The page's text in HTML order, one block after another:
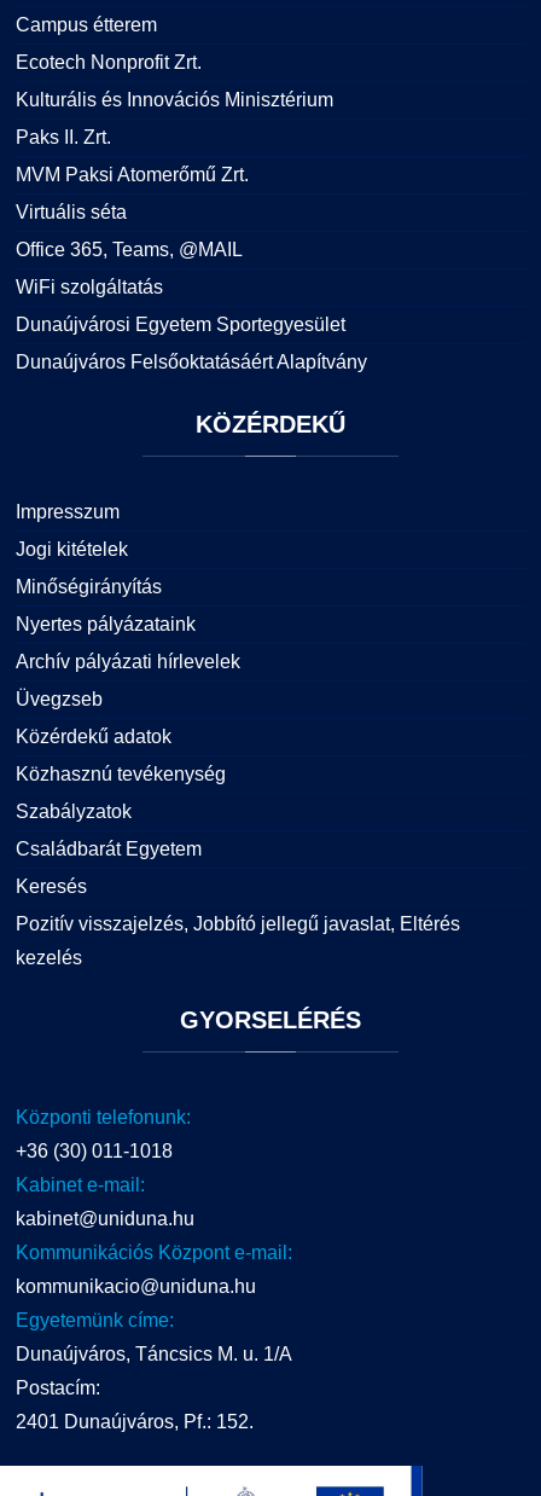
Campus étterem
Ecotech Nonprofit Zrt.
Kulturális és Innovációs Minisztérium
Paks II. Zrt.
MVM Paksi Atomerőmű Zrt.
Virtuális séta
Office 365, Teams, @MAIL
WiFi szolgáltatás
Dunaújvárosi Egyetem Sportegyesület
Dunaújváros Felsőoktatásáért Alapítvány
KÖZÉRDEKŰ
Impresszum
Jogi kitételek
Minőségirányítás
Nyertes pályázataink
Archív pályázati hírlevelek
Üvegzseb
Közérdekű adatok
Közhasznú tevékenység
Szabályzatok
Családbarát Egyetem
Keresés
Pozitív visszajelzés, Jobbító jellegű javaslat, Eltérés
kezelés
GYORSELÉRÉS
Központi telefonunk:
+36 (30) 011-1018
Kabinet e-mail:
kabinet@uniduna.hu
Kommunikációs Központ e-mail:
kommunikacio@uniduna.hu
Egyetemünk címe:
Dunaújváros, Táncsics M. u. 1/A
Postacím:
2401 Dunaújváros, Pf.: 152.